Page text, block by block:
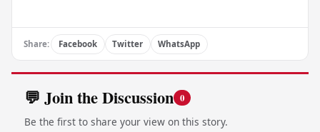
Share: Facebook Twitter WhatsApp
💬 Join the Discussion 0
Be the first to share your view on this story.